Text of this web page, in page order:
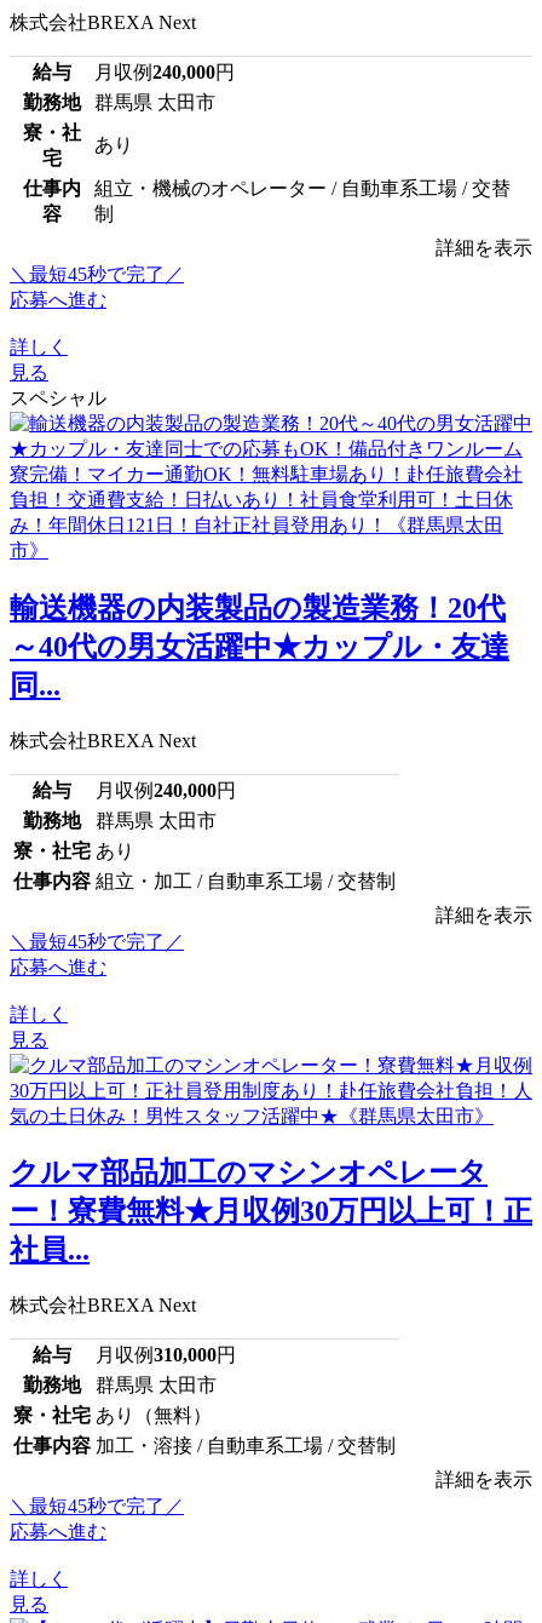
株式会社BREXA Next
給与 月収例240,000円
勤務地
群馬県 太田市
寮・社
宅
あり
仕事内
容
組立・機械のオペレーター / 自動車系工場 / 交替
制
詳細を表示
＼最短45秒で完了／
応募へ進む
詳しく
見る
スペシャル
輸送機器の内装製品の製造業務！20代
～40代の男女活躍中★カップル・友達
同...
株式会社BREXA Next
給与 月収例240,000円
勤務地
群馬県 太田市
寮・社宅 あり
仕事内容 組立・加工 / 自動車系工場 / 交替制
詳細を表示
＼最短45秒で完了／
応募へ進む
詳しく
見る
クルマ部品加工のマシンオペレータ
ー！寮費無料★月収例30万円以上可！正
社員...
株式会社BREXA Next
給与 月収例310,000円
勤務地
群馬県 太田市
寮・社宅 あり（無料）
仕事内容 加工・溶接 / 自動車系工場 / 交替制
詳細を表示
＼最短45秒で完了／
応募へ進む
詳しく
見る